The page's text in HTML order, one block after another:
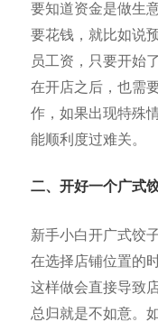
要知道资金是做生
要花钱，就比如说
员工资，只要开始
在开店之后，也需
作，如果出现特殊
能顺利度过难关。
二、开好一个广式
新手小白开广式饺
在选择店铺位置的
这样做会直接导致
总归就是不如意。